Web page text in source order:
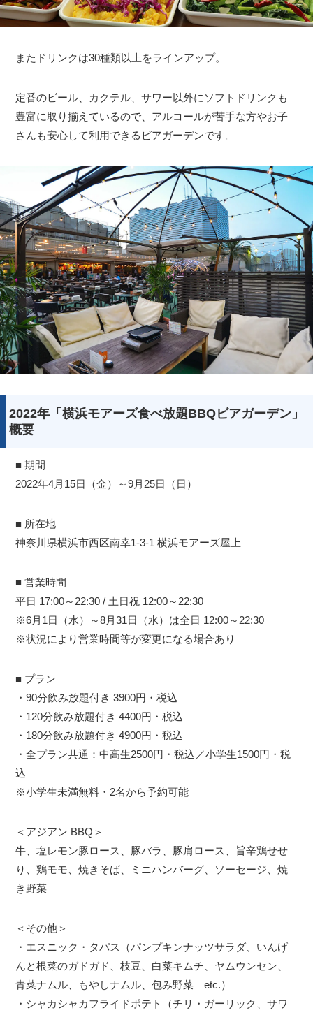
またドリンクは30種類以上をラインアップ。
定番のビール、カクテル、サワー以外にソフトドリンクも
豊富に取り揃えているので、アルコールが苦手な方やお子
さんも安心して利用できるビアガーデンです。
2022年「横浜モアーズ食べ放題BBQビアガーデン」
概要
■ 期間
2022年4月15日（金）～9月25日（日）
■ 所在地
神奈川県横浜市西区南幸1-3-1 横浜モアーズ屋上
■ 営業時間
平日 17:00～22:30 / 土日祝 12:00～22:30
※6月1日（水）～8月31日（水）は全日 12:00～22:30
※状況により営業時間等が変更になる場合あり
■ プラン
・90分飲み放題付き 3900円・税込
・120分飲み放題付き 4400円・税込
・180分飲み放題付き 4900円・税込
・全プラン共通：中高生2500円・税込／小学生1500円・税
込
※小学生未満無料・2名から予約可能
＜アジアン BBQ＞
牛、塩レモン豚ロース、豚バラ、豚肩ロース、旨辛鶏せせ
り、鶏モモ、焼きそば、ミニハンバーグ、ソーセージ、焼
き野菜
＜その他＞
・エスニック・タパス（パンプキンナッツサラダ、いんげ
んと根菜のガドガド、枝豆、白菜キムチ、ヤムウンセン、
青菜ナムル、もやしナムル、包み野菜 etc.）
・シャカシャカフライドポテト（チリ・ガーリック、サワ